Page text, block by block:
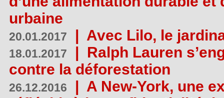
urbaine
20.01.2017 | Avec Lilo, le
18.01.2017 | Ralph Lauren
contre la déforestation
26.12.2016 | A New-York, une